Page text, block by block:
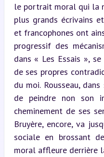
le portrait moral qui la
plus grands écrivains
et francophones ont
progressif des
dans « Les Essais »,
de ses propres
du moi. Rousseau,
de peindre non son
cheminement de ses
Bruyère, encore, va
sociale en brossant
moral affleure derrière